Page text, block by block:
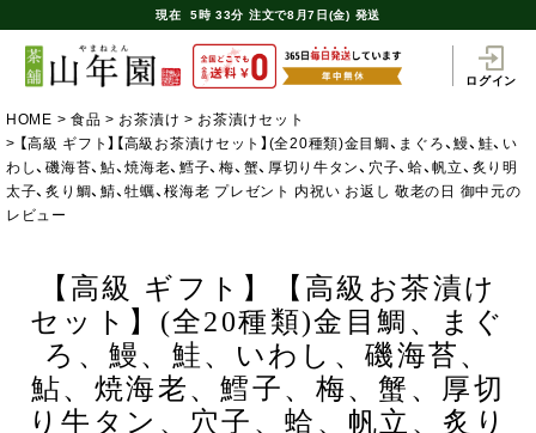
現在 5時 33分 注文で8月7日(金) 発送
ログイン
HOME 食品 お茶漬け
お茶漬けセット
【高級 ギフト】【高級お茶漬けセット】(全20種類)金目鯛、まぐろ、鰻、鮭、い
わし、磯海苔、鮎、焼海老、鱈子、梅、蟹、厚切り牛タン、穴子、蛤、帆立、炙り明
太子、炙り鯛、鯖、牡蠣、桜海老 プレゼント 内祝い お返し 敬老の日 御中元の
レビュー
【高級 ギフト】【高級お茶漬け
セット】(全20種類)金目鯛、まぐ
ろ、鰻、鮭、いわし、磯海苔、
鮎、焼海老、鱈子、梅、蟹、厚切
り牛タン、穴子、蛤、帆立、炙り